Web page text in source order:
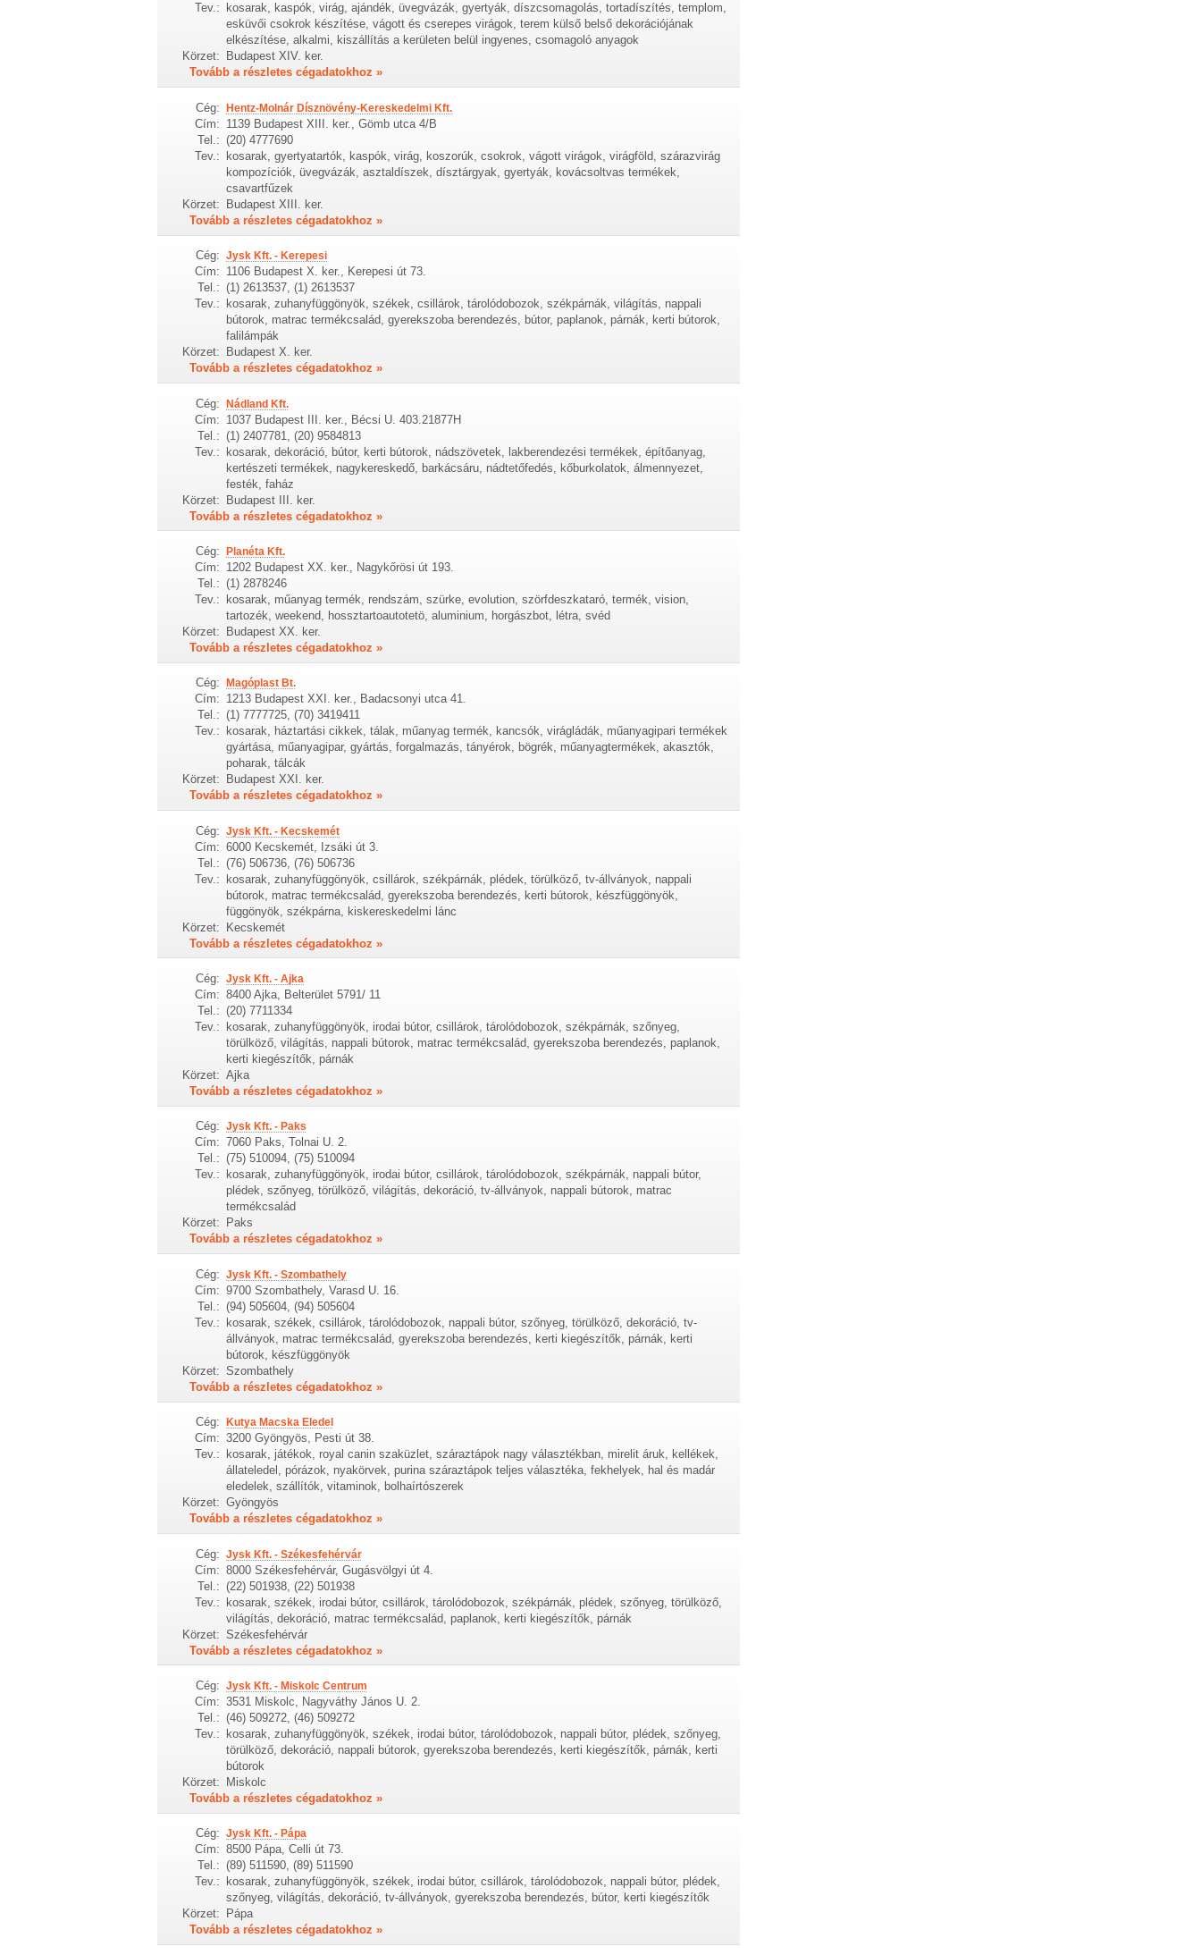
Tev.:
kosarak, kaspók, virág, ajándék, üvegvázák, gyertyák, díszcsomagolás, tortadíszítés, templom,
esküvői csokrok készítése, vágott és cserepes virágok, terem külső belső dekorációjának
elkészítése, alkalmi, kiszállítás a kerületen belül ingyenes, csomagoló anyagok
Körzet:
Budapest XIV. ker.
Tovább a részletes cégadatokhoz »
Cég: Hentz-Molnár Dísznövény-Kereskedelmi Kft.
Cím: 1139 Budapest XIII. ker., Gömb utca 4/B
Tel.: (20) 4777690
Tev.: kosarak, gyertyatartók, kaspók, virág, koszorúk, csokrok, vágott virágok, virágföld, szárazvirág
kompozíciók, üvegvázák, asztaldíszek, dísztárgyak, gyertyák, kovácsoltvas termékek,
csavartfűzek
Körzet: Budapest XIII. ker.
Tovább a részletes cégadatokhoz »
Cég: Jysk Kft. - Kerepesi
Cím: 1106 Budapest X. ker., Kerepesi út 73.
Tel.: (1) 2613537, (1) 2613537
Tev.:
kosarak, zuhanyfüggönyök, székek, csillárok, tárolódobozok, székpárnák, világítás, nappali
bútorok, matrac termékcsalád, gyerekszoba berendezés, bútor, paplanok, párnák, kerti bútorok,
falilámpák
Körzet:
Budapest X. ker.
Tovább a részletes cégadatokhoz »
Cég: Nádland Kft.
Cím: 1037 Budapest III. ker., Bécsi U. 403.21877H
Tel.: (1) 2407781, (20) 9584813
Tev.: kosarak, dekoráció, bútor, kerti bútorok, nádszövetek, lakberendezési termékek, építőanyag,
kertészeti termékek, nagykereskedő, barkácsáru, nádtetőfedés, kőburkolatok, álmennyezet,
festék, faház
Körzet: Budapest III. ker.
Tovább a részletes cégadatokhoz »
Cég: Planéta Kft.
Cím: 1202 Budapest XX. ker., Nagykőrösi út 193.
Tel.: (1) 2878246
Tev.:
kosarak, műanyag termék, rendszám, szürke, evolution, szörfdeszkataró, termék, vision,
tartozék, weekend, hossztartoautotetö, aluminium, horgászbot, létra, svéd
Körzet:
Budapest XX. ker.
Tovább a részletes cégadatokhoz »
Cég: Magóplast Bt.
Cím: 1213 Budapest XXI. ker., Badacsonyi utca 41.
Tel.: (1) 7777725, (70) 3419411
Tev.:
kosarak, háztartási cikkek, tálak, műanyag termék, kancsók, virágládák, műanyagipari termékek
gyártása, műanyagipar, gyártás, forgalmazás, tányérok, bögrék, műanyagtermékek, akasztók,
poharak, tálcák
Körzet:
Budapest XXI. ker.
Tovább a részletes cégadatokhoz »
Cég: Jysk Kft. - Kecskemét
Cím: 6000 Kecskemét, Izsáki út 3.
Tel.: (76) 506736, (76) 506736
Tev.: kosarak, zuhanyfüggönyök, csillárok, székpárnák, plédek, törülköző, tv-állványok, nappali
bútorok, matrac termékcsalád, gyerekszoba berendezés, kerti bútorok, készfüggönyök,
függönyök, székpárna, kiskereskedelmi lánc
Körzet: Kecskemét
Tovább a részletes cégadatokhoz »
Cég: Jysk Kft. - Ajka
Cím: 8400 Ajka, Belterület 5791/ 11
Tel.: (20) 7711334
Tev.:
kosarak, zuhanyfüggönyök, irodai bútor, csillárok, tárolódobozok, székpárnák, szőnyeg,
törülköző, világítás, nappali bútorok, matrac termékcsalád, gyerekszoba berendezés, paplanok,
kerti kiegészítők, párnák
Körzet: Ajka
Tovább a részletes cégadatokhoz »
Cég: Jysk Kft. - Paks
Cím: 7060 Paks, Tolnai U. 2.
Tel.: (75) 510094, (75) 510094
Tev.:
kosarak, zuhanyfüggönyök, irodai bútor, csillárok, tárolódobozok, székpárnák, nappali bútor,
plédek, szőnyeg, törülköző, világítás, dekoráció, tv-állványok, nappali bútorok, matrac
termékcsalád
Körzet:
Paks
Tovább a részletes cégadatokhoz »
Cég: Jysk Kft. - Szombathely
Cím: 9700 Szombathely, Varasd U. 16.
Tel.: (94) 505604, (94) 505604
Tev.:
kosarak, székek, csillárok, tárolódobozok, nappali bútor, szőnyeg, törülköző, dekoráció, tv-
állványok, matrac termékcsalád, gyerekszoba berendezés, kerti kiegészítők, párnák, kerti
bútorok, készfüggönyök
Körzet: Szombathely
Tovább a részletes cégadatokhoz »
Cég: Kutya Macska Eledel
Cím: 3200 Gyöngyös, Pesti út 38.
Tev.:
kosarak, játékok, royal canin szaküzlet, száraztápok nagy választékban, mirelit áruk, kellékek,
állateledel, pórázok, nyakörvek, purina száraztápok teljes választéka, fekhelyek, hal és madár
eledelek, szállítók, vitaminok, bolhaírtószerek
Körzet: Gyöngyös
Tovább a részletes cégadatokhoz »
Cég: Jysk Kft. - Székesfehérvár
Cím: 8000 Székesfehérvár, Gugásvölgyi út 4.
Tel.: (22) 501938, (22) 501938
Tev.: kosarak, székek, irodai bútor, csillárok, tárolódobozok, székpárnák, plédek, szőnyeg, törülköző,
világítás, dekoráció, matrac termékcsalád, paplanok, kerti kiegészítők, párnák
Körzet: Székesfehérvár
Tovább a részletes cégadatokhoz »
Cég: Jysk Kft. - Miskolc Centrum
Cím: 3531 Miskolc, Nagyváthy János U. 2.
Tel.: (46) 509272, (46) 509272
Tev.:
kosarak, zuhanyfüggönyök, székek, irodai bútor, tárolódobozok, nappali bútor, plédek, szőnyeg,
törülköző, dekoráció, nappali bútorok, gyerekszoba berendezés, kerti kiegészítők, párnák, kerti
bútorok
Körzet:
Miskolc
Tovább a részletes cégadatokhoz »
Cég: Jysk Kft. - Pápa
Cím: 8500 Pápa, Celli út 73.
Tel.: (89) 511590, (89) 511590
Tev.:
kosarak, zuhanyfüggönyök, székek, irodai bútor, csillárok, tárolódobozok, nappali bútor, plédek,
szőnyeg, világítás, dekoráció, tv-állványok, gyerekszoba berendezés, bútor, kerti kiegészítők
Körzet:
Pápa
Tovább a részletes cégadatokhoz »